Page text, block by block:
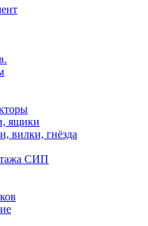
ящики
вилки, гнёзда
СИП